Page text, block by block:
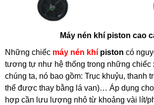
Máy nén khí piston cao
Những chiếc máy nén khí piston có
tương tự như hệ thống trong những chiếc
chúng ta, nó bao gồm: Trục khuỷu, thanh
thể được thay bằng lá van)… Áp dụng
hợp cần lưu lượng nhỏ từ khoảng vài lít/